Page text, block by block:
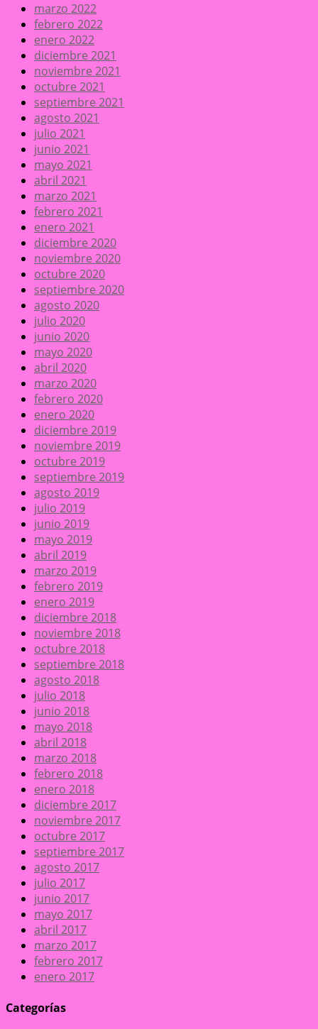
marzo 2022
febrero 2022
enero 2022
diciembre 2021
noviembre 2021
octubre 2021
septiembre 2021
agosto 2021
julio 2021
junio 2021
mayo 2021
abril 2021
marzo 2021
febrero 2021
enero 2021
diciembre 2020
noviembre 2020
octubre 2020
septiembre 2020
agosto 2020
julio 2020
junio 2020
mayo 2020
abril 2020
marzo 2020
febrero 2020
enero 2020
diciembre 2019
noviembre 2019
octubre 2019
septiembre 2019
agosto 2019
julio 2019
junio 2019
mayo 2019
abril 2019
marzo 2019
febrero 2019
enero 2019
diciembre 2018
noviembre 2018
octubre 2018
septiembre 2018
agosto 2018
julio 2018
junio 2018
mayo 2018
abril 2018
marzo 2018
febrero 2018
enero 2018
diciembre 2017
noviembre 2017
octubre 2017
septiembre 2017
agosto 2017
julio 2017
junio 2017
mayo 2017
abril 2017
marzo 2017
febrero 2017
enero 2017
Categorías